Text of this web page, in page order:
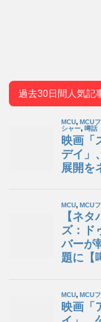
過去30日間人気記